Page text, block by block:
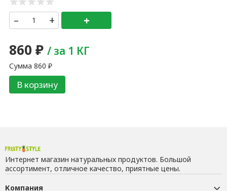
– + +
860₽ / за 1 КГ
Сумма860 ₽
В корзину
Интернет магазин натуральных продуктов. Большой
ассортимент, отличное качество, приятные цены.
Компания